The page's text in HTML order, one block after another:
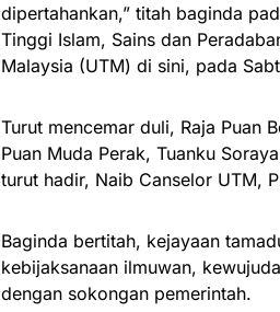
dipertahankan,” titah baginda
Tinggi Islam, Sains dan
Malaysia (UTM) di sini, pada
Turut mencemar duli, Raja Puan
Puan Muda Perak, Tuanku
turut hadir, Naib Canselor UTM,
Baginda bertitah, kejayaan
kebijaksanaan ilmuwan,
dengan sokongan pemerintah.